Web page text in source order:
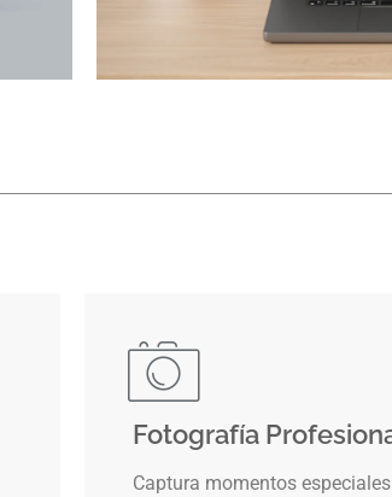
Fotografía
Captura momentos